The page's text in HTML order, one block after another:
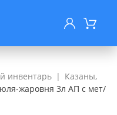
инвентарь
Казаны,
жаровня 3л АП с мет/